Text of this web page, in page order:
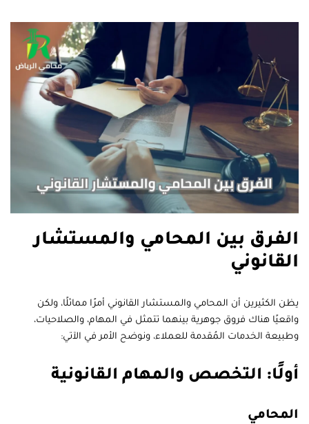
الفرق بين المحامي والمستشار
القانوني
يظن الكثيرين أن المحامي والمستشار القانوني أمرًا مماثلًا، ولكن
واقعيًا هناك فروق جوهرية بينهما تتمثل في المهام، والصلاحيات،
وطبيعة الخدمات المُقدمة للعملاء، ونوضح الأمر في الآتي:
أولًا: التخصص والمهام القانونية
المحامي